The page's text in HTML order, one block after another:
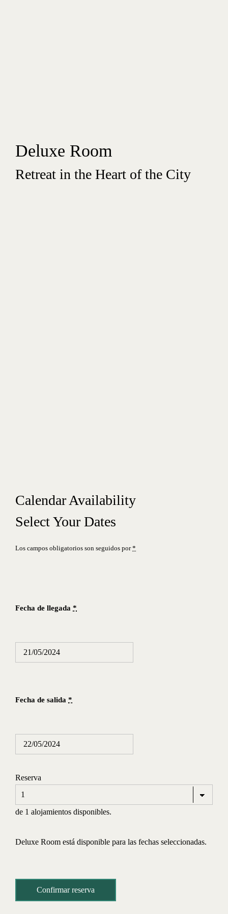
Deluxe Room
Retreat in the Heart of the City
Calendar Availability
Select Your Dates
Los campos obligatorios son seguidos por*
Fecha de llegada *
Fecha de salida *
Reserva
de 1 alojamientos disponibles.
Deluxe Room está disponible para las fechas seleccionadas.